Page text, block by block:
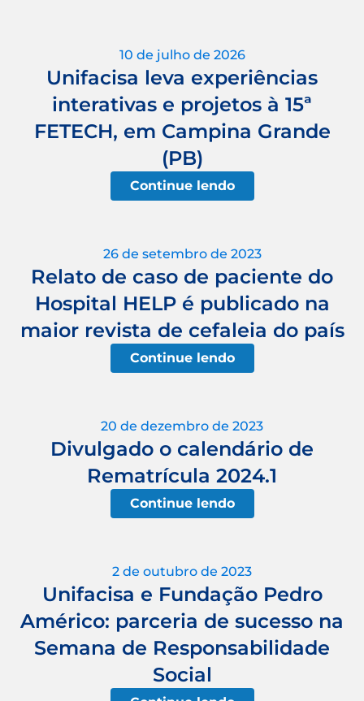
10 de julho de 2026
Unifacisa leva experiências
interativas e projetos à 15ª
FETECH, em Campina Grande
(PB)
Continue lendo
26 de setembro de 2023
Relato de caso de paciente do
Hospital HELP é publicado na
maior revista de cefaleia do país
Continue lendo
20 de dezembro de 2023
Divulgado o calendário de
Rematrícula 2024.1
Continue lendo
2 de outubro de 2023
Unifacisa e Fundação Pedro
Américo: parceria de sucesso na
Semana de Responsabilidade
Social